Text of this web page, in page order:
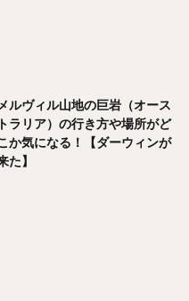
メルヴィル山地の巨岩（オース
トラリア）の行き方や場所がど
か気になる！【ダーウィンが
た】